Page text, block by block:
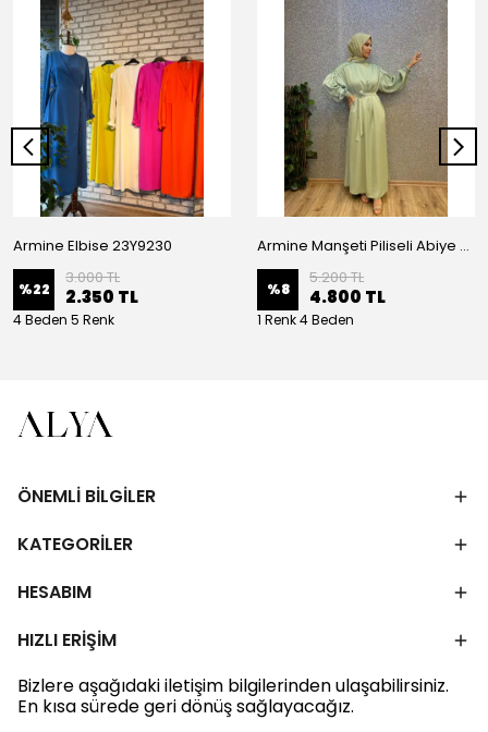
Armine Elbise 23Y9230
%22
3.000 TL
2.350 TL
4 Beden 5 Renk
Armine Manşeti Piliseli Abiye Elbise 23Y9617
%8
5.200 TL
4.800 TL
1 Renk 4 Beden
ÖNEMLİ BİLGİLER
KATEGORİLER
HESABIM
HIZLI ERİŞİM
Bizlere aşağıdaki iletişim bilgilerinden ulaşabilirsiniz.
En kısa sürede geri dönüş sağlayacağız.